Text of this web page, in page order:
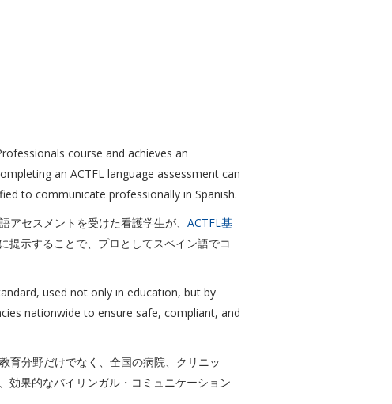
course and achieves an
an ACTFL language assessment can
to communicate professionally in Spanish.
セスメントを受けた看護学生が、 ACTFL基
提示することで、プロとしてスペイン語でコ
used not only in education, but by
nationwide to ensure safe, compliant, and
育分野だけでなく、全国の病院、クリニッ
効果的なバイリンガル・コミュニケーション